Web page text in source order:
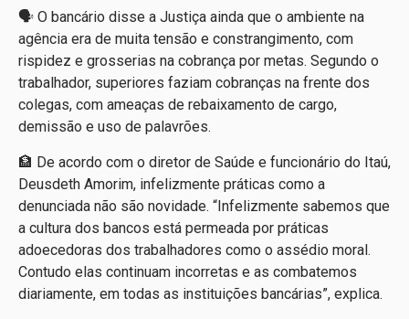
🗣️ O bancário disse a Justiça ainda que o ambiente na
agência era de muita tensão e constrangimento, com
rispidez e grosserias na cobrança por metas. Segundo o
trabalhador, superiores faziam cobranças na frente dos
colegas, com ameaças de rebaixamento de cargo,
demissão e uso de palavrões.
🏦 De acordo com o diretor de Saúde e funcionário do Itaú,
Deusdeth Amorim, infelizmente práticas como a
denunciada não são novidade. “Infelizmente sabemos que
a cultura dos bancos está permeada por práticas
adoecedoras dos trabalhadores como o assédio moral.
Contudo elas continuam incorretas e as combatemos
diariamente, em todas as instituições bancárias”, explica.